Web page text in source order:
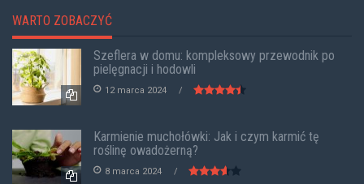
WARTO ZOBACZYĆ
Szeflera w domu: kompleksowy przewodnik po
pielęgnacji i hodowli
12 marca 2024
Karmienie muchołówki: Jak i czym karmić tę
roślinę owadożerną?
8 marca 2024